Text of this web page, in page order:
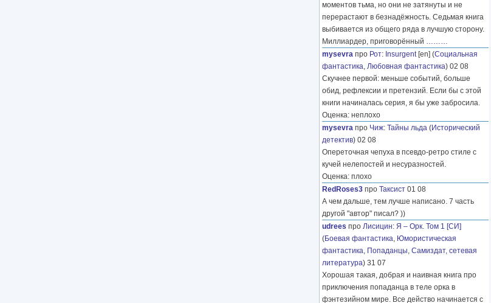
моментов тьма, но они не затянуты и не
перерастают в безнадёжность. Седьмая книга
выбивается из общего ряда в лучшую сторону.
Миллиардер, приговорённый ………
mysevra про Рот: Insurgent[en] (Социальная
фантастика, Любовная фантастика) 02 08
Скучнее первой: меньше событий, больше
обид, рефлексии и претензий. Если бы с этой
книги начиналась серия, я бы уже забросила.
Оценка: неплохо
mysevra про Чиж: Тайны льда (Исторический
детектив) 02 08
Опереточная чепуха в псевдо-ретро стиле с
кучей нелепостей и несуразностей.
Оценка: плохо
RedRoses3 про Таксист 01 08
А чем дальше, тем лучше написано. 7 часть
другой "автор" писал? ))
udrees про Лисицин: Я – Орк. Том 1 [СИ]
(Боевая фантастика, Юмористическая
фантастика, Попаданцы, Самиздат, сетевая
литература) 31 07
Хорошая такая, добрая и наивная книга про
приключения попаданца в теле орка в
фэнтезийном мире. Все действо начинается с